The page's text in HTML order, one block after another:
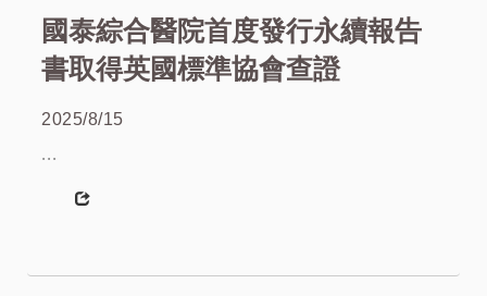
國泰綜合醫院首度發行永續報告
書取得英國標準協會查證
2025/8/15
...